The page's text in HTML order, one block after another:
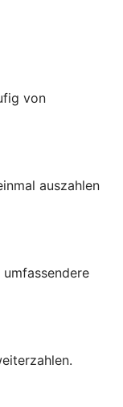
von
auszahlen